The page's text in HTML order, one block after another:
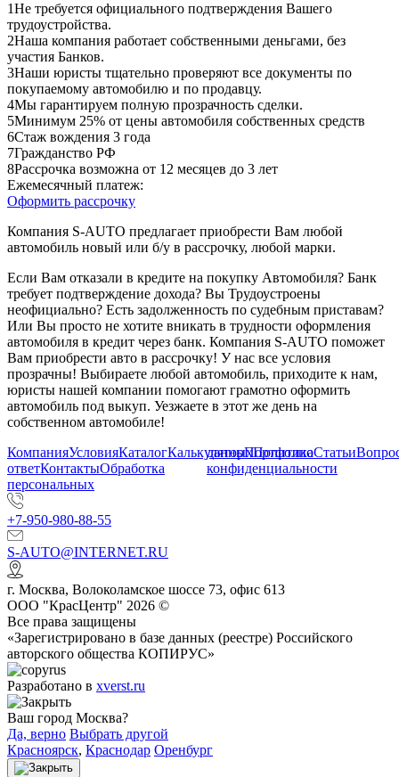
1Не требуется официального подтверждения Вашего
трудоустройства.
2Наша компания работает собственными деньгами, без
участия Банков.
3Наши юристы тщательно проверяют все документы по
покупаемому автомобилю и по продавцу.
4Мы гарантируем полную прозрачность сделки.
5Минимум 25% от цены автомобиля собственных средств
6Стаж вождения 3 года
7Гражданство РФ
8Рассрочка возможна от 12 месяцев до 3 лет
Ежемесячный платеж:
Оформить рассрочку
Компания S-AUTO предлагает приобрести Вам любой
автомобиль новый или б/у в рассрочку, любой марки.
Если Вам отказали в кредите на покупку Автомобиля? Банк
требует подтверждение дохода? Вы Трудоустроены
неофициально? Есть задолженность по судебным приставам?
Или Вы просто не хотите вникать в трудности оформления
автомобиля в кредит через банк. Компания S-AUTO поможет
Вам приобрести авто в рассрочку! У нас все условия
прозрачны! Выбираете любой автомобиль, приходите к нам,
юристы нашей компании помогают грамотно оформить
автомобиль под выкуп. Уезжаете в этот же день на
собственном автомобиле!
КомпанияУсловияКаталогКалькуляторПортфолиоСтатьи
ответКонтактыОбработка
персональных
данныхПолитика
конфиденциальности
+7-950-980-88-55
S-AUTO@INTERNET.RU
г. Москва, Волоколамское шоссе 73, офис 613
ООО "КрасЦентр" 2026 ©
Все права защищены
«Зарегистрировано в базе данных (реестре) Российского
авторского общества КОПИРУС»
Разработано в xverst.ru
Ваш город Москва?
Да, верно Выбрать другой
Красноярск, Краснодар Оренбург